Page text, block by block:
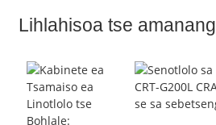
Lihlahisoa tse amanang